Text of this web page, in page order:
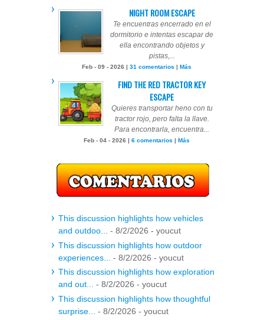
NIGHT ROOM ESCAPE
Te encuentras encerrado en el
dormitorio e intentas escapar de
ella encontrando objetos y
pistas,...
Feb - 09 - 2026 | 31 comentarios | Más
FIND THE RED TRACTOR KEY
ESCAPE
Quieres transportar heno con tu
tractor rojo, pero falta la llave.
Para encontrarla, encuentra...
Feb - 04 - 2026 | 6 comentarios | Más
This discussion highlights how vehicles
and outdoo... - 8/2/2026 - youcut
This discussion highlights how outdoor
experiences...
- 8/2/2026 - youcut
This discussion highlights how exploration
and out... - 8/2/2026 - youcut
This discussion highlights how thoughtful
surprise...
- 8/2/2026 - youcut